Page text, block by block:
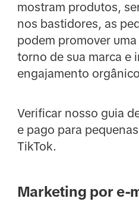
mostram produtos,
nos bastidores, as
podem promover
torno de sua marca e
engajamento
Verificar nosso guia
e pago para
TikTok.
Marketing por e-